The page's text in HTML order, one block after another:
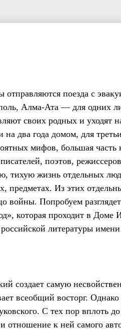
поезда с
Алма-Ата — для одних
своих родных и уходят
два года домом, для
мифов, большая часть
поэтов,
тихую жизнь отдельных
предметах. Из этих
войны. Попробуем
которая проходит в
российской литературы
создает самую
всеобщий восторг.
С тех пор вплоть
отношение к ней самого